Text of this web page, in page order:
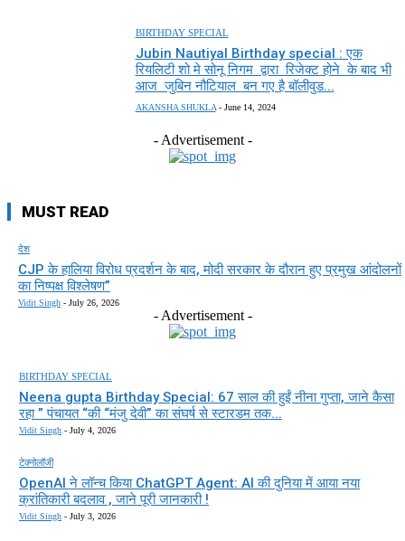
BIRTHDAY SPECIAL
Jubin Nautiyal Birthday special : एक
रियलिटी शो मे सोनू निगम द्वारा रिजेक्ट होने के बाद भी
आज जुबिन नौटियाल बन गए है बॉलीवुड...
AKANSHA SHUKLA - June 14, 2024
- Advertisement -
MUST READ
देश
CJP के हालिया विरोध प्रदर्शन के बाद, मोदी सरकार के दौरान हुए प्रमुख आंदोलनों
का निष्पक्ष विश्लेषण”
Vidit Singh - July 26, 2026
- Advertisement -
BIRTHDAY SPECIAL
Neena gupta Birthday Special: 67 साल की हुईं नीना गुप्ता, जाने कैसा
रहा ” पंचायत “की “मंजु देवी” का संघर्ष से स्टारडम तक...
Vidit Singh - July 4, 2026
टेक्नोलॉजी
OpenAI ने लॉन्च किया ChatGPT Agent: AI की दुनिया में आया नया
क्रांतिकारी बदलाव , जाने पूरी जानकारी !
Vidit Singh - July 3, 2026